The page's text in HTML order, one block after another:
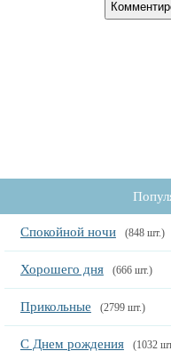
Спокойной ночи (848 шт.)
Хорошего дня (666 шт.)
Прикольные (2799 шт.)
С Днем рождения (1032